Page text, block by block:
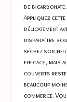
de bicarbonate
Appliquez
délicatement
disparaître
séchez
efficace, mais
couverts
beaucoup
commerce.